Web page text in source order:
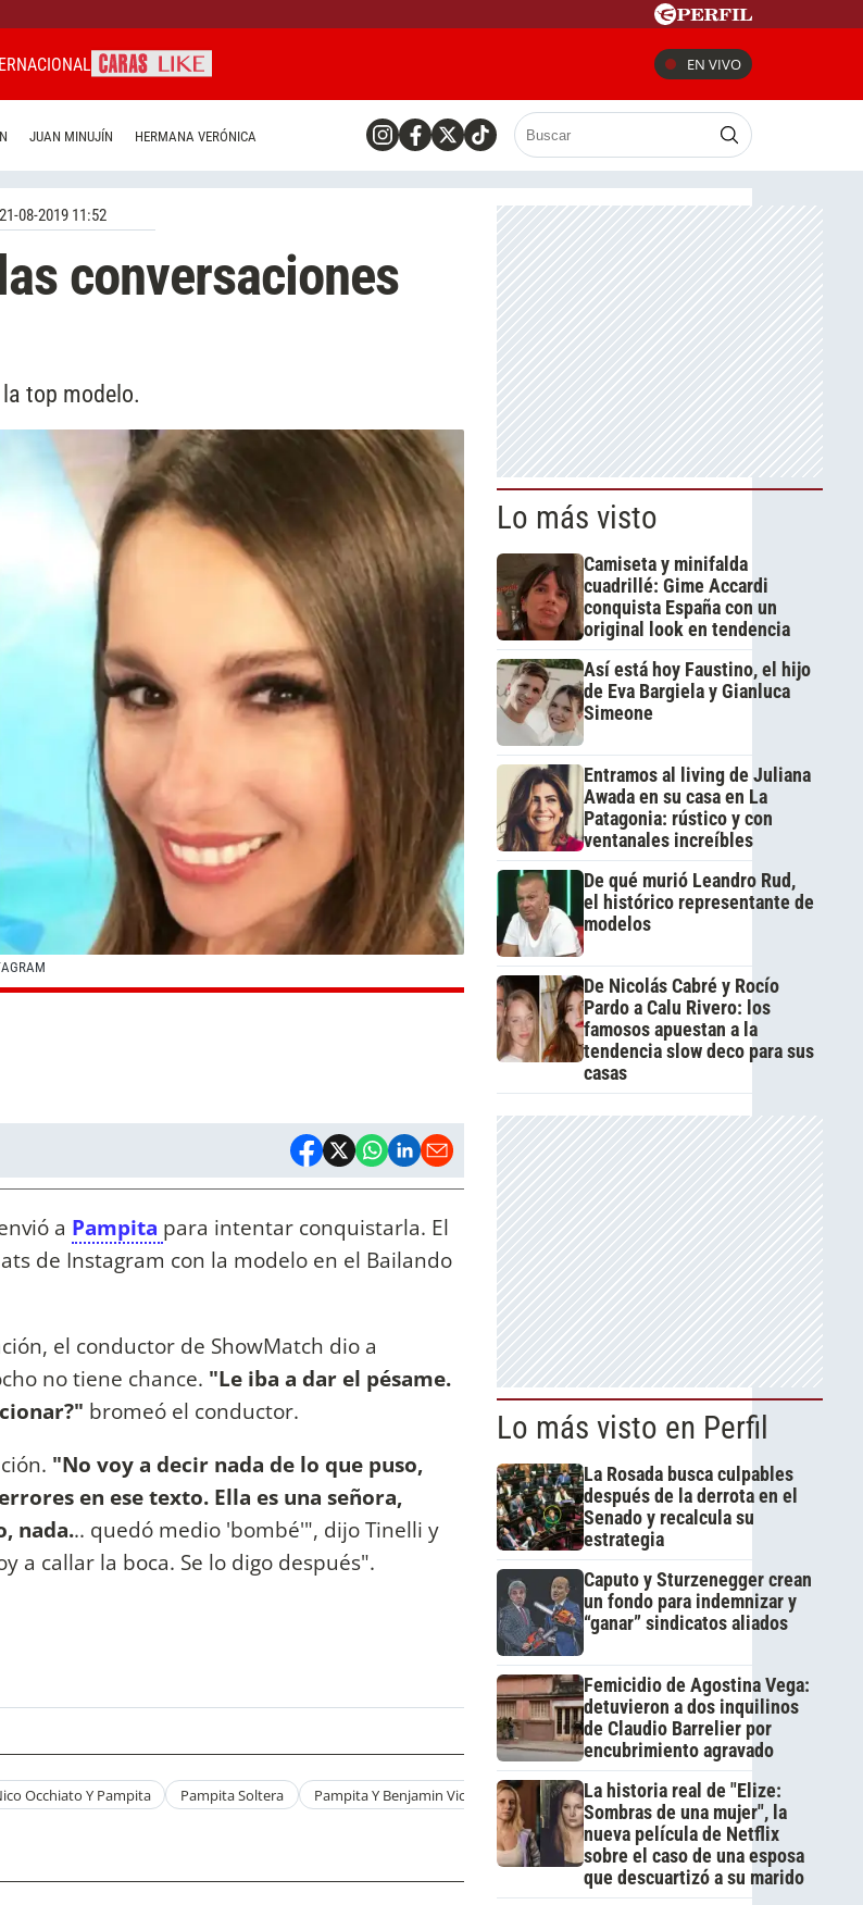
EN VIVO
JUAN MINUJÍN HERMANA VERÓNICA
21-08-2019 11:52
conversaciones
top modelo.
a Pampita para intentar conquistarla. El
de Instagram con la modelo en el Bailando
el conductor de ShowMatch dio a
no tiene chance. "Le iba a dar el pésame.
bromeó el conductor.
"No voy a decir nada de lo que puso,
en ese texto. Ella es una señora,
nada... quedó medio 'bombé'", dijo Tinelli y
a callar la boca. Se lo digo después".
Occhiato Y Pampita Pampita Soltera Pampita Y Benjamin Vicuña
Lo más visto
Camiseta y minifalda
cuadrillé: Gime Accardi
conquista España con un
original look en tendencia
Así está hoy Faustino, el hijo
de Eva Bargiela y Gianluca
Simeone
Entramos al living de Juliana
Awada en su casa en La
Patagonia: rústico y con
ventanales increíbles
De qué murió Leandro Rud,
el histórico representante de
modelos
De Nicolás Cabré y Rocío
Pardo a Calu Rivero: los
famosos apuestan a la
tendencia slow deco para sus
casas
Lo más visto en Perfil
La Rosada busca culpables
después de la derrota en el
Senado y recalcula su
estrategia
Caputo y Sturzenegger crean
un fondo para indemnizar y
“ganar” sindicatos aliados
Femicidio de Agostina Vega:
detuvieron a dos inquilinos
de Claudio Barrelier por
encubrimiento agravado
La historia real de "Elize:
Sombras de una mujer", la
nueva película de Netflix
sobre el caso de una esposa
que descuartizó a su marido